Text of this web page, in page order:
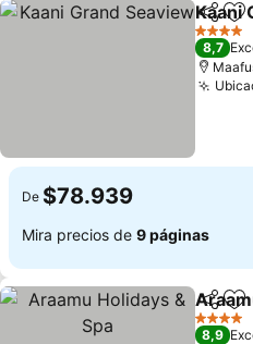
Kaani
4 Estrellas
8,7
De $78.939
Mira precios de 9 páginas
4 Estrellas
8,9